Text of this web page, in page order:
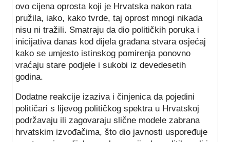
ovo cijena oprosta koji je Hrvatska nakon rata
pružila, iako, kako tvrde, taj oprost mnogi nikada
nisu ni tražili. Smatraju da dio političkih poruka i
inicijativa danas kod dijela građana stvara osjećaj
kako se umjesto istinskog pomirenja ponovno
vraćaju stare podjele i sukobi iz devedesetih
godina.
Dodatne reakcije izaziva i činjenica da pojedini
političari s lijevog političkog spektra u Hrvatskoj
podržavaju ili zagovaraju slične modele zabrana
hrvatskim izvođačima, što dio javnosti uspoređuje